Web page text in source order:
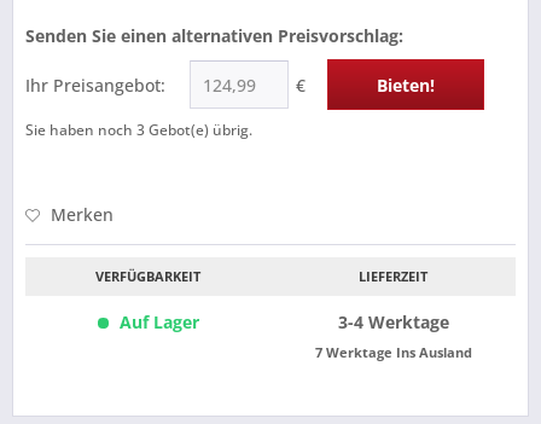
Senden Sie einen alternativen Preisvorschlag:
Ihr Preisangebot: € Bieten!
Sie haben noch 3Gebot(e) übrig.
Merken
VERFÜGBARKEIT
Auf Lager
LIEFERZEIT
3-4 Werktage
7 Werktage Ins Ausland